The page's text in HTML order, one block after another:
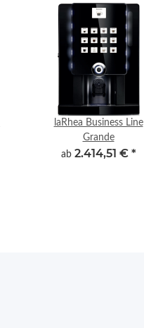
laRhea Business Line
Grande
ab 2.414,51 € *